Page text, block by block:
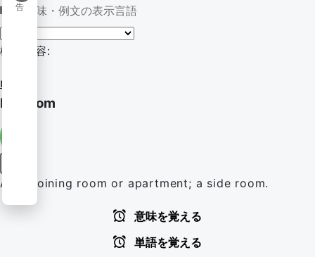
告意味・例文の表示言語
検索内容:
room,
by-room
An adjoining room or apartment; a side room.
意味を覚える
単語を覚える